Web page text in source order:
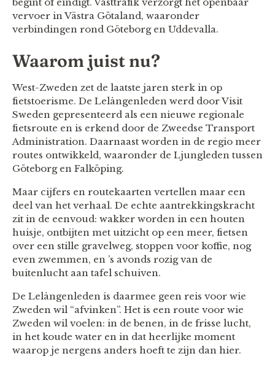
vervoer in Västra Götaland, waaronder
verbindingen rond Göteborg en Uddevalla.
Waarom juist nu?
West-Zweden zet de laatste jaren sterk in op
fietstoerisme. De Lelångenleden werd door Visit
Sweden gepresenteerd als een nieuwe regionale
fietsroute en is erkend door de Zweedse Transport
Administration. Daarnaast worden in de regio meer
routes ontwikkeld, waaronder de Ljungleden tussen
Göteborg en Falköping.
Maar cijfers en routekaarten vertellen maar een
deel van het verhaal. De echte aantrekkingskracht
zit in de eenvoud: wakker worden in een houten
huisje, ontbijten met uitzicht op een meer, fietsen
over een stille gravelweg, stoppen voor koffie, nog
even zwemmen, en ’s avonds rozig van de
buitenlucht aan tafel schuiven.
De Lelångenleden is daarmee geen reis voor wie
Zweden wil “afvinken”. Het is een route voor wie
Zweden wil voelen: in de benen, in de frisse lucht,
in het koude water en in dat heerlijke moment
waarop je nergens anders hoeft te zijn dan hier.